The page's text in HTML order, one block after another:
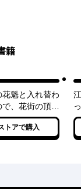
籍
花魁と入れ替わ
、花街の頂点
してみる
トアで購入